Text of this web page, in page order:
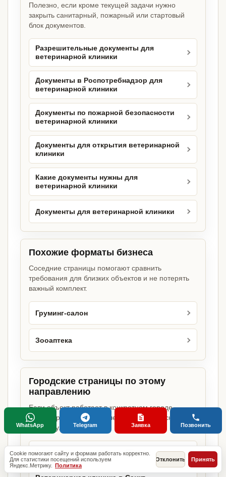
Полезно, если кроме текущей задачи нужно
закрыть санитарный, пожарный или стартовый
блок документов.
Разрешительные документы для
ветеринарной клиники
Документы в Роспотребнадзор для
ветеринарной клиники
Документы по пожарной безопасности
ветеринарной клиники
Документы для открытия ветеринарной
клиники
Какие документы нужны для
ветеринарной клиники
Документы для ветеринарной клиники
Похожие форматы бизнеса
Соседние страницы помогают сравнить
требования для близких объектов и не потерять
важный комплект.
Груминг-салон
Зооаптека
Городские страницы по этому
направлению
Если объект работает в конкретном городе,
можно сразу открыть релевантную городскую
страницу.
Ветеринарная клиника в Москве
Cookie помогают сайту и формам работать корректно.
Для статистики посещений используем
Яндекс.Метрику. Политика
Отклонить Принять
WhatsApp Telegram Заявка Позвонить